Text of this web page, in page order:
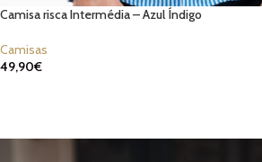
Camisa risca Intermédia – Azul Índigo
Camisas
49,90€